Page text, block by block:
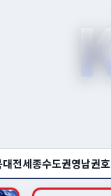
대전세종수도권영남권